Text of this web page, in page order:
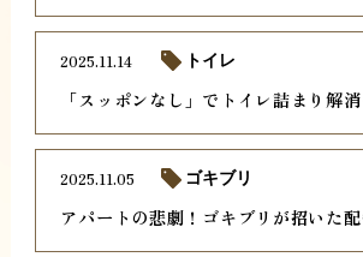
「スッポンなし」でトイレ詰まり解
2025.11.14 トイレ
アパートの悲劇！ゴキブリが招いた
2025.11.05 ゴキブリ